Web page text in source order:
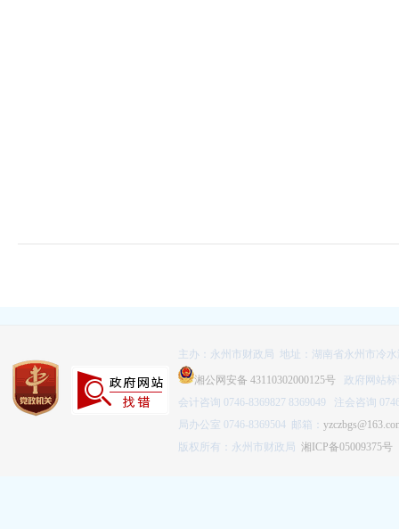
主办：永州市财政局 地址：湖南省永州市冷
湘公网安备 43110302000125号 政府网站标
会计咨询 0746-8369827 8369049 注会咨询
局办公室 0746-8369504 邮箱：
版权所有：永州市财政局 湘ICP备05009375号